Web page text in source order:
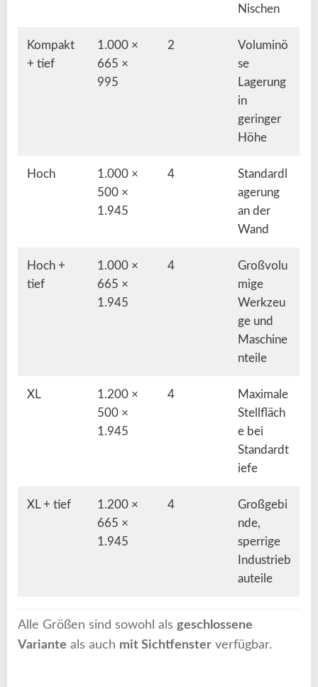
Nischen
Kompakt
+ tief
1.000 ×
665 ×
995
2
Voluminö
se
Lagerung
in
geringer
Höhe
Hoch
1.000 ×
500 ×
1.945
4
Standardl
agerung
an der
Wand
Hoch +
tief
1.000 ×
665 ×
1.945
4
Großvolu
mige
Werkzeu
ge und
Maschine
nteile
XL
1.200 ×
500 ×
1.945
4
Maximale
Stellfläch
e bei
Standardt
iefe
XL + tief
1.200 ×
665 ×
1.945
4
Großgebi
nde,
sperrige
Industrieb
auteile
Alle Größen sind sowohl als geschlossene
Variante als auch mit Sichtfenster verfügbar.